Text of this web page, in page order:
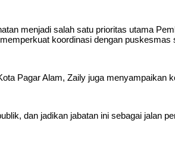
menjadi salah satu prioritas utama
koordinasi dengan puskesmas
Pagar Alam, Zaily juga
dan jadikan jabatan ini sebagai jalan